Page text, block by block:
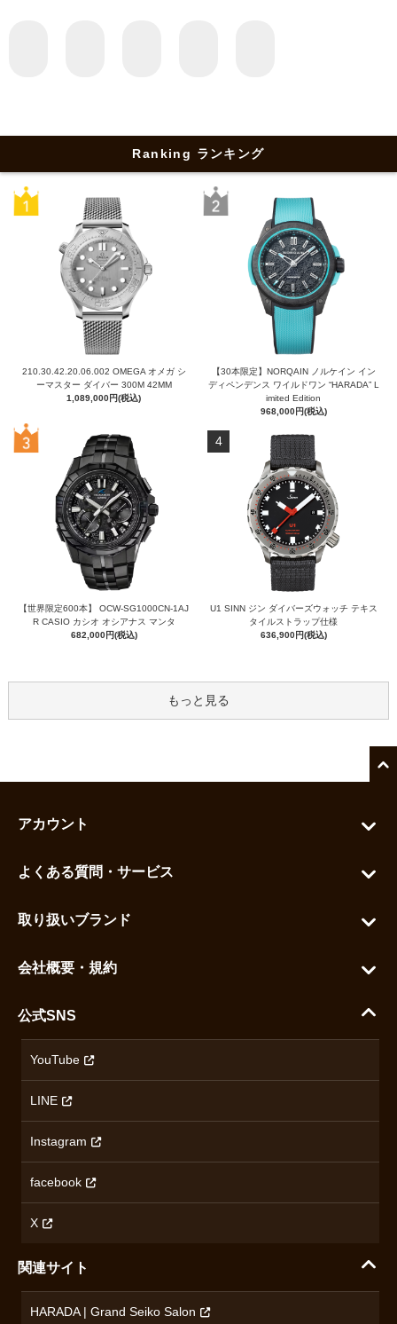
Ranking ランキング
210.30.42.20.06.002 OMEGA オメガ シ
ーマスター ダイバー 300M 42MM
1,089,000円(税込)
【30本限定】NORQAIN ノルケイン イン
ディペンデンス ワイルドワン “HARADA” L
imited Edition
968,000円(税込)
【世界限定600本】 OCW-SG1000CN-1AJ
R CASIO カシオ オシアナス マンタ
682,000円(税込)
4
U1 SINN ジン ダイバーズウォッチ テキス
タイルストラップ仕様
636,900円(税込)
もっと見る
アカウント
お気に入りを見る
よくある質問・サービス
ご利用ガイド
配送・送料について
ハラダの保証とアフターサービス
取り扱いブランド
セイコー
カシオ
ミナセ
オリエントスター
ロンジン
チューダー
ブランド一覧を見る
会社概要・規約
沿革
プライバシーポリシー
無断転載・商用利用について
コンテンツ制作ポリシーおよび生成AIの利用指針
公式SNS
YouTube
LINE
Instagram
facebook
X
関連サイト
HARADA | Grand Seiko Salon